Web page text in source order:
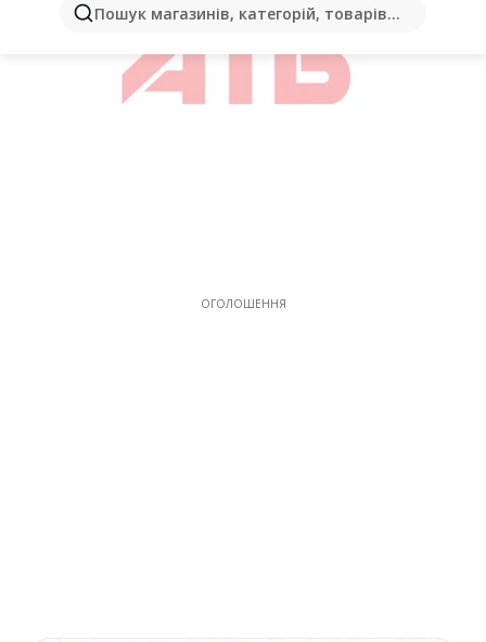
Пошук магазинів, категорій, товарів...
ОГОЛОШЕННЯ